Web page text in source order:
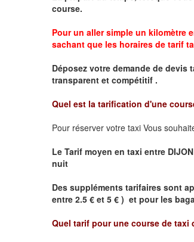
course.
Pour un aller simple un kilomètre
sachant que les horaires de tarif
Déposez votre demande de devis
transparent et compétitif .
Quel est la tarification d'une
Pour réserver votre taxi Vous
Le Tarif moyen en taxi entre
nuit
Des suppléments tarifaires sont
entre 2.5 € et 5 € ) et pour les
Quel tarif pour une course de taxi